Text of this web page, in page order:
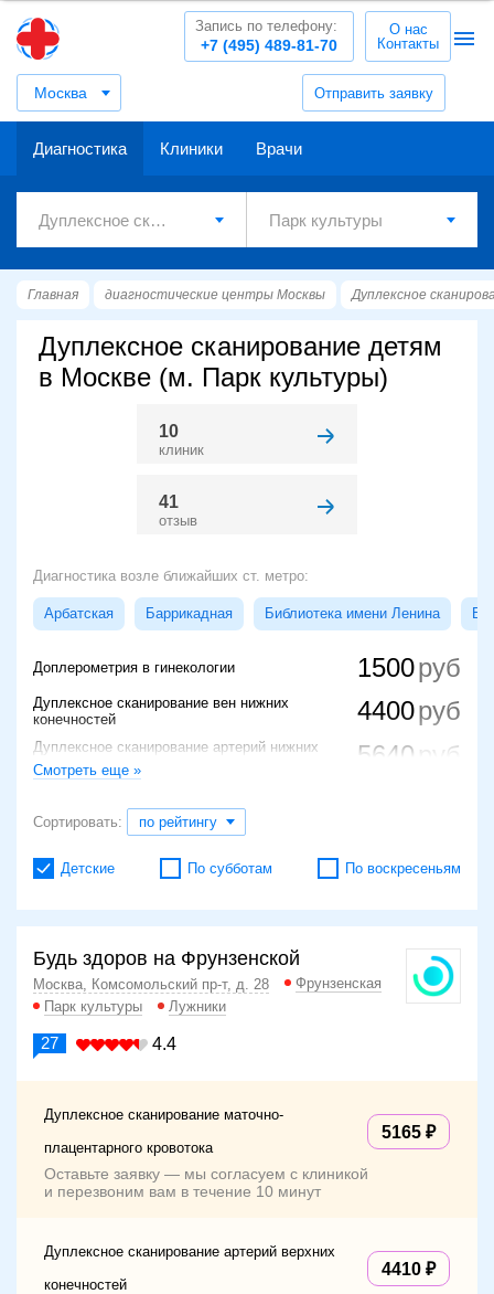
Москва Отправить заявку
+7 (495) 489-81-70
Запись по телефону:
О нас
Контакты
Диагностика Клиники Врачи
Главная диагностические центры Москвы Дуплексное
Дуплексное сканирование детям
в Москве (м. Парк культуры)
10
клиник
41
отзыв
Диагностика возле ближайших ст. метро:
Арбатская Баррикадная Библиотека имени Ленина
Доплерометрия в гинекологии 1500
Дуплексное сканирование вен нижних
конечностей
4400
Дуплексное сканирование артерий нижних
конечностей
5640
плацентарного кровотока
Смотреть еще »
Сортировать: по рейтингу
Детские По субботам По воскресеньям
Будь здоров на Фрунзенской
Москва, Комсомольский пр-т, д. 28
Фрунзенская
Парк культуры
Лужники
27 4.4
Дуплексное сканирование маточно-
плацентарного кровотока
5165
Оставьте заявку — мы согласуем с клиникой
и перезвоним вам в течение 10 минут
Дуплексное сканирование артерий верхних
конечностей
4410